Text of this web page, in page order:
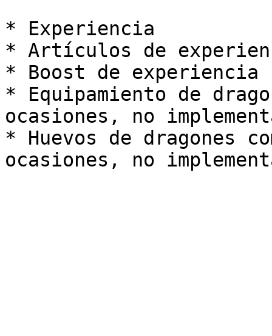
* Experiencia
* Artículos de
* Boost de experiencia
* Equipamiento de
ocasiones, no
* Huevos de dragones